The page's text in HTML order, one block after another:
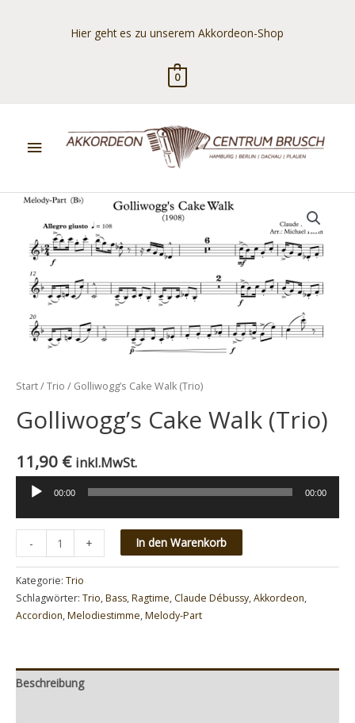
Hier geht es zu unserem Akkordeon-Shop
0
Hauptmenü
Start/Trio / Golliwogg’s Cake Walk (Trio)
Golliwogg’s Cake Walk (Trio)
11,90 € inkl.MwSt.
Audio-
Player
00:00 00:00
Quantity
-
Golliwogg's
Cake
Walk
(Trio)
Menge
Quantity
+ In den Warenkorb
Kategorie: Trio
Schlagwörter: Trio,Bass,Ragtime, Claude Débussy,Akkordeon,
Accordion,Melodiestimme,Melody-Part
Beschreibung